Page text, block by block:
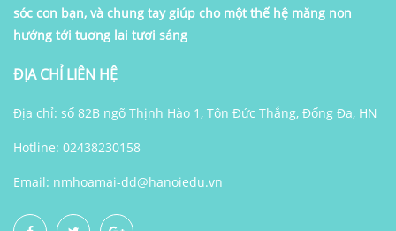
sóc con bạn, và chung tay giúp cho một thế hệ măng non
hướng tới tuơng lai tươi sáng
ĐỊA CHỈ LIÊN HỆ
Địa chỉ: số 82B ngõ Thịnh Hào 1, Tôn Đức Thắng, Đống Đa, HN
Hotline: 02438230158
Email: nmhoamai-dd@hanoiedu.vn